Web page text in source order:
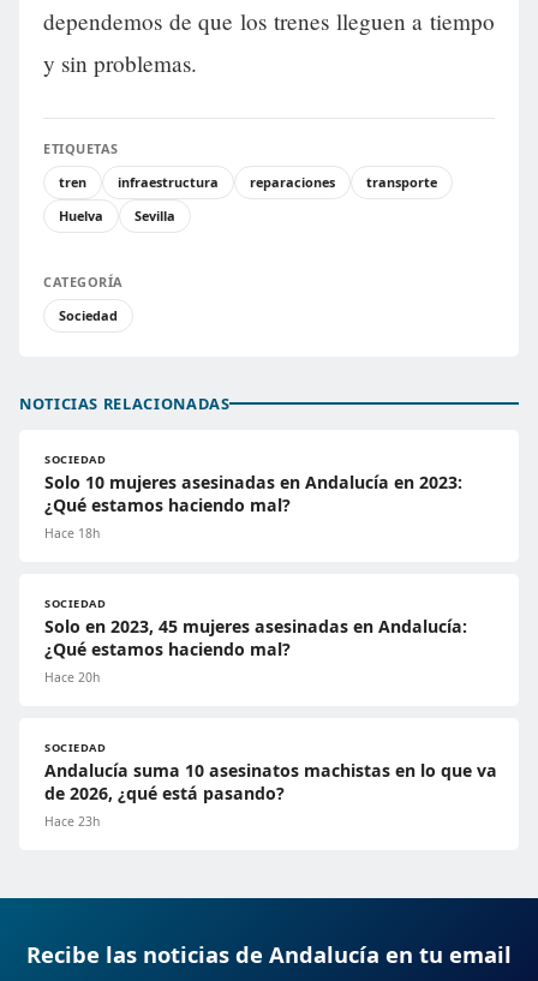
dependemos de que los trenes lleguen a tiempo
y sin problemas.
ETIQUETAS
tren
infraestructura reparaciones
transporte
Huelva
Sevilla
CATEGORÍA
Sociedad
NOTICIAS RELACIONADAS
SOCIEDAD
Solo 10 mujeres asesinadas en Andalucía en 2023:
¿Qué estamos haciendo mal?
Hace 18h
SOCIEDAD
Solo en 2023, 45 mujeres asesinadas en Andalucía:
¿Qué estamos haciendo mal?
Hace 20h
SOCIEDAD
Andalucía suma 10 asesinatos machistas en lo que va
de 2026, ¿qué está pasando?
Hace 23h
Recibe las noticias de Andalucía en tu email